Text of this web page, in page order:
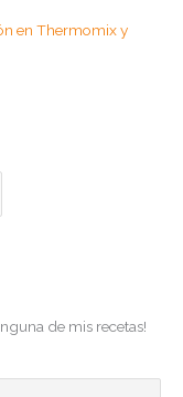
en Thermomix y
de mis recetas!